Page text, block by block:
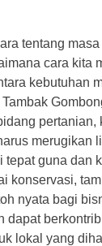
tentang
cara kita
kebutuhan
pertanian,
merugikan
tepat guna dan
konservasi,
nyata bagi
dapat
lokal yang